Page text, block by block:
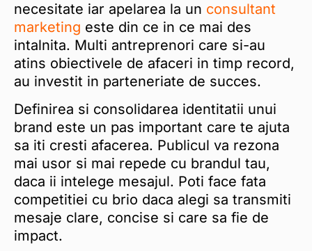
necesitate iar apelarea la un consultant
marketing este din ce in ce mai des
intalnita. Multi antreprenori care si-au
atins obiectivele de afaceri in timp record,
au investit in parteneriate de succes.
Definirea si consolidarea identitatii unui
brand este un pas important care te ajuta
sa iti cresti afacerea. Publicul va rezona
mai usor si mai repede cu brandul tau,
daca ii intelege mesajul. Poti face fata
competitiei cu brio daca alegi sa transmiti
mesaje clare, concise si care sa fie de
impact.